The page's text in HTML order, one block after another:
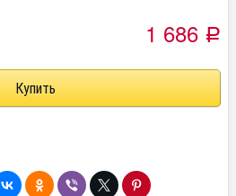
1 686 Р